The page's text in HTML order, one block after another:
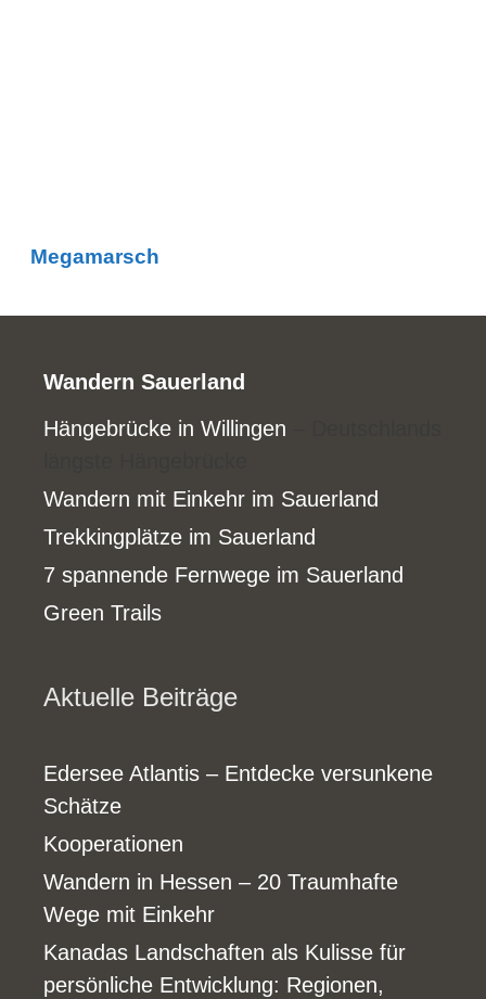
Megamarsch
Wandern Sauerland
Hängebrücke in Willingen
Wandern mit Einkehr im Sauerland
Trekkingplätze im Sauerland
7 spannende Fernwege im Sauerland
Green Trails
Aktuelle Beiträge
Edersee Atlantis – Entdecke versunkene
Schätze
Kooperationen
Wandern in Hessen – 20 Traumhafte
Wege mit Einkehr
Kanadas Landschaften als Kulisse für
persönliche Entwicklung: Regionen,